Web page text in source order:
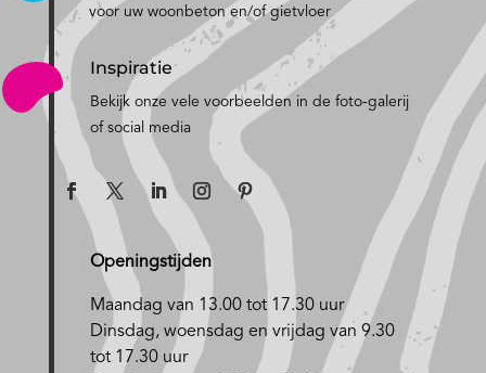
voor uw woonbeton en/of gietvloer
Inspiratie
Bekijk onze vele voorbeelden in de foto-galerij
of social media
Openingstijden
Maandag van 13.00 tot 17.30 uur
Dinsdag, woensdag en vrijdag van 9.30
tot 17.30 uur